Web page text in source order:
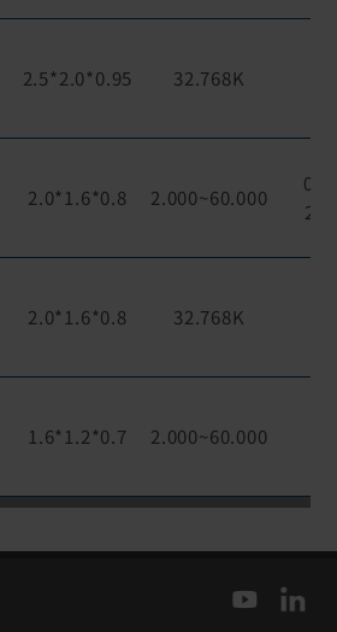
2.5*2.0*0.95 32.768K
2.0*1.6*0.8 2.000~60.000
0.9
2.5
2.0*1.6*0.8 32.768K
1.6*1.2*0.7 2.000~60.000